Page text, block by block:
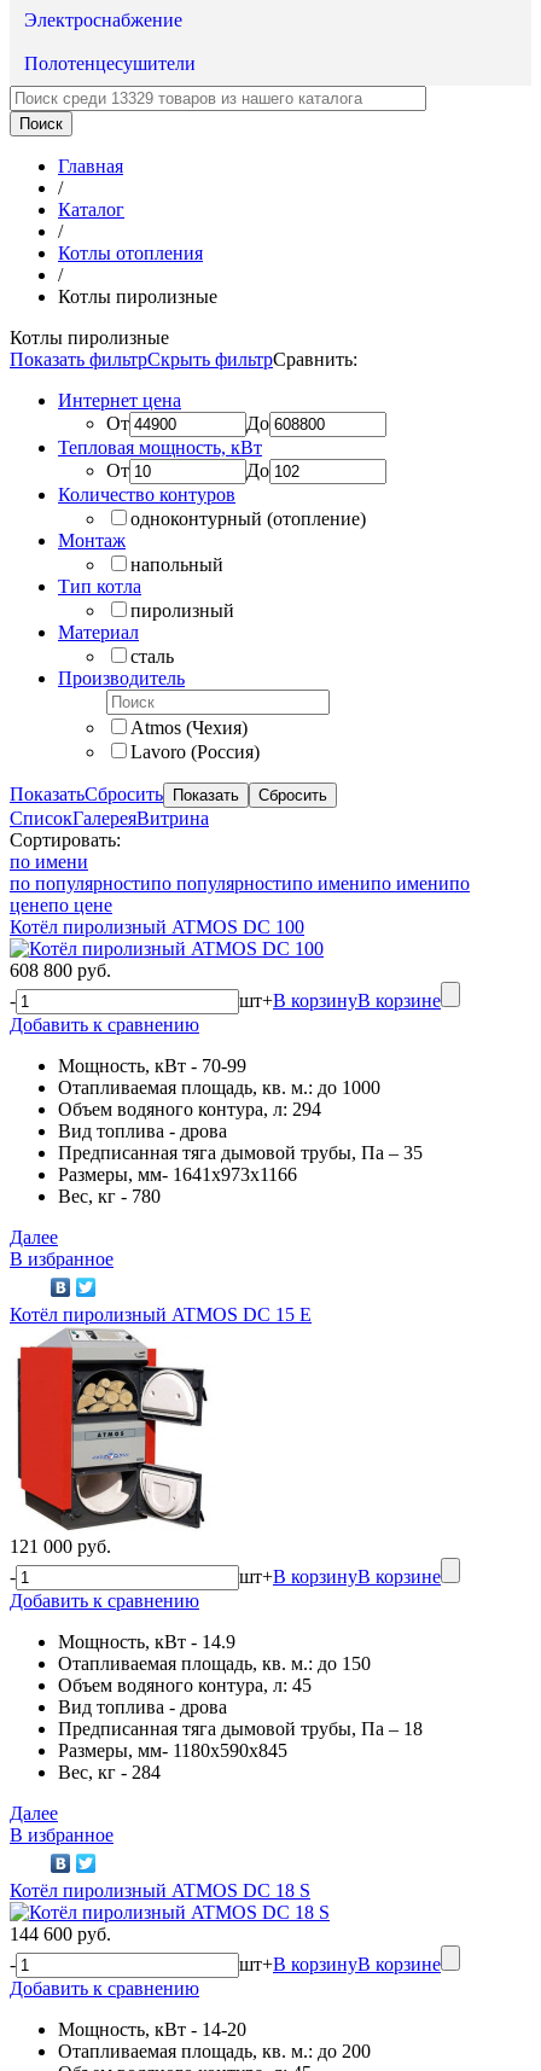
Электроснабжение
Полотенцесушители
Главная
/
Каталог
/
Котлы отопления
/
Котлы пиролизные
Котлы пиролизные
Показать фильтрСкрыть фильтрСравнить:
Интернет цена
От
До
Тепловая мощность, кВт
От
До
Количество контуров
одноконтурный (отопление)
Монтаж
напольный
Тип котла
пиролизный
Материал
сталь
Производитель
Atmos (Чехия)
Lavoro (Россия)
ПоказатьСбросить
СписокГалереяВитрина
Сортировать:
по имени
по популярностипо популярностипо именипо именипо
ценепо цене
Котёл пиролизный ATMOS DC 100
608 800 руб.
-
шт+В корзинуВ корзине
Добавить к сравнению
Мощность, кВт - 70-99
Отапливаемая площадь, кв. м.: до 1000
Объем водяного контура, л: 294
Вид топлива - дрова
Предписанная тяга дымовой трубы, Па – 35
Размеры, мм- 1641х973х1166
Вес, кг - 780
Далее
В избранное
Котёл пиролизный ATMOS DC 15 E
121 000 руб.
-
шт+В корзинуВ корзине
Добавить к сравнению
Мощность, кВт - 14.9
Отапливаемая площадь, кв. м.: до 150
Объем водяного контура, л: 45
Вид топлива - дрова
Предписанная тяга дымовой трубы, Па – 18
Размеры, мм- 1180х590х845
Вес, кг - 284
Далее
В избранное
Котёл пиролизный ATMOS DC 18 S
144 600 руб.
-
шт+В корзинуВ корзине
Добавить к сравнению
Мощность, кВт - 14-20
Отапливаемая площадь, кв. м.: до 200